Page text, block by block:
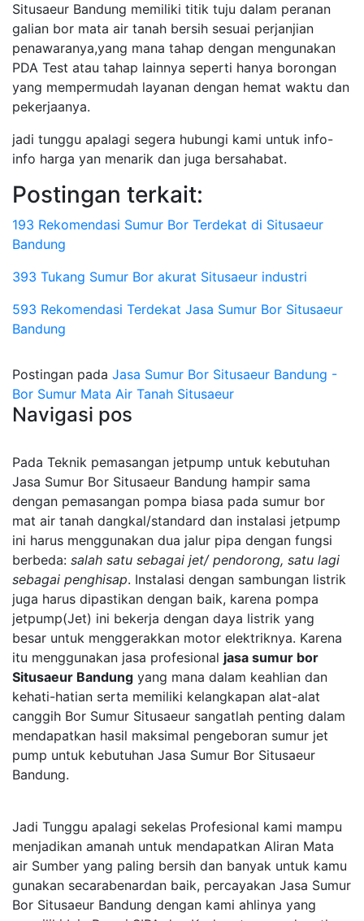
Situsaeur Bandung memiliki titik tuju dalam peranan
galian bor mata air tanah bersih sesuai perjanjian
penawaranya,yang mana tahap dengan mengunakan
PDA Test atau tahap lainnya seperti hanya borongan
yang mempermudah layanan dengan hemat waktu dan
pekerjaanya.
jadi tunggu apalagi segera hubungi kami untuk info-
info harga yan menarik dan juga bersahabat.
Postingan terkait:
193 Rekomendasi Sumur Bor Terdekat di Situsaeur
Bandung
393 Tukang Sumur Bor akurat Situsaeur industri
593 Rekomendasi Terdekat Jasa Sumur Bor Situsaeur
Bandung
Postingan pada Jasa Sumur Bor Situsaeur Bandung -
Bor Sumur Mata Air Tanah Situsaeur
Navigasi pos
Pada Teknik pemasangan jetpump untuk kebutuhan
Jasa Sumur Bor Situsaeur Bandung hampir sama
dengan pemasangan pompa biasa pada sumur bor
mat air tanah dangkal/standard dan instalasi jetpump
ini harus menggunakan dua jalur pipa dengan fungsi
berbeda: salah satu sebagai jet/ pendorong, satu lagi
sebagai penghisap. Instalasi dengan sambungan listrik
juga harus dipastikan dengan baik, karena pompa
jetpump(Jet) ini bekerja dengan daya listrik yang
besar untuk menggerakkan motor elektriknya. Karena
itu menggunakan jasa profesional jasa sumur bor
Situsaeur Bandung yang mana dalam keahlian dan
kehati-hatian serta memiliki kelangkapan alat-alat
canggih Bor Sumur Situsaeur sangatlah penting dalam
mendapatkan hasil maksimal pengeboran sumur jet
pump untuk kebutuhan Jasa Sumur Bor Situsaeur
Bandung.
Jadi Tunggu apalagi sekelas Profesional kami mampu
menjadikan amanah untuk mendapatkan Aliran Mata
air Sumber yang paling bersih dan banyak untuk kamu
gunakan secarabenardan baik, percayakan Jasa Sumur
Bor Situsaeur Bandung dengan kami ahlinya yang